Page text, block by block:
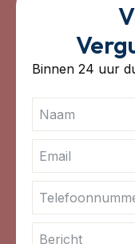
Binnen 24 uur